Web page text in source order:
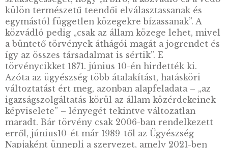
igazságügy-miniszter választotta szét a
ügyigazgató büntetőjogi és pénzügyi
majd a kiegyezést követően, 1867-ben
magyar igazságszolgáltatás modern
kiépítése. A királyi ügyészségről szóló 1871.
XXXIII. törvénycikk kimondta a közvádat
képviselő intézmény létrehozásának
szükségességét, hogy „a bíró, a közvádló és a
külön természetű teendői elválasztassanak
egymástól független közegekre bízassanak”. A
közvádló pedig „csak az állam közege lehet,